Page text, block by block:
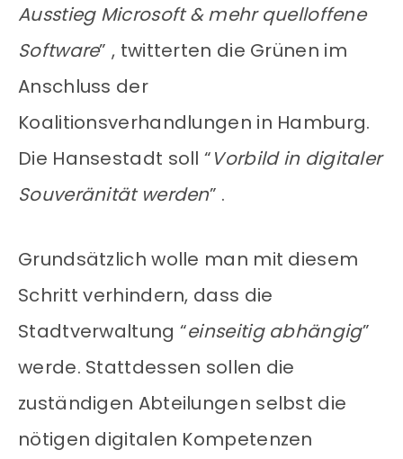
Ausstieg Microsoft & mehr quelloffene
Software” , twitterten die Grünen im
Anschluss der
Koalitionsverhandlungen in Hamburg.
Die Hansestadt soll “Vorbild in digitaler
Souveränität werden” .
Grundsätzlich wolle man mit diesem
Schritt verhindern, dass die
Stadtverwaltung “einseitig abhängig”
werde. Stattdessen sollen die
zuständigen Abteilungen selbst die
nötigen digitalen Kompetenzen